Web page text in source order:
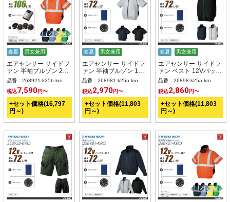
春夏 男女兼用
エアセンサー サイドフ
ァン 半袖ブルゾン 20V
バッテリー + ファンset
【 268921-K25B-KRO
】
品番：268921-k25b-kro
税込7,590円〜
+セット価格(16,797
円～)
春夏 男女兼用
エアセンサー サイドフ
ァン 半袖ブルゾン 12V
バッテリー + ファンset
【 268981-K25A-KRO
】
品番：268981-k25a-kro
税込2,970円〜
+セット価格(11,803
円～)
春夏 男女兼用
エアセンサー サイドフ
ァン ベスト 12Vバッテ
リー + ファンset 【
26898-K25A-KRO 】
品番：26898-k25a-kro
税込2,860円〜
+セット価格(11,803
円～)